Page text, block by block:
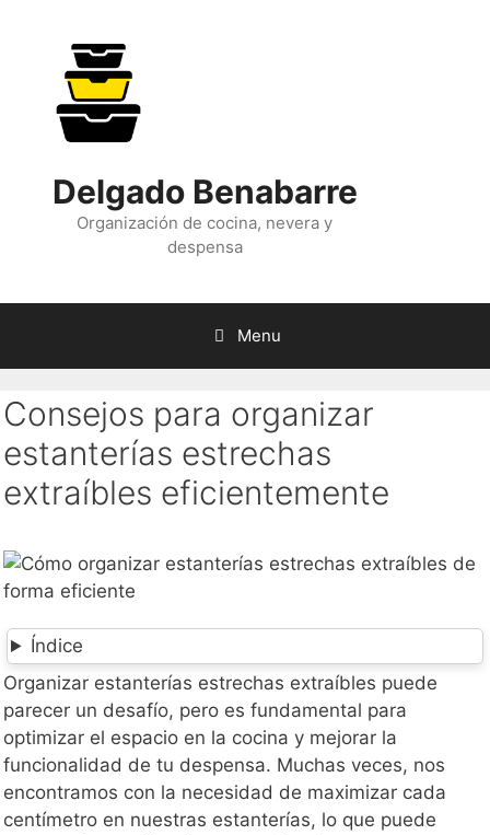
content
Delgado Benabarre
Organización de cocina, nevera y
despensa
Menu
Consejos para organizar
estanterías estrechas
extraíbles eficientemente
Índice
Organizar estanterías estrechas extraíbles puede
parecer un desafío, pero es fundamental para
optimizar el espacio en la cocina y mejorar la
funcionalidad de tu despensa. Muchas veces, nos
encontramos con la necesidad de maximizar cada
centímetro en nuestras estanterías, lo que puede